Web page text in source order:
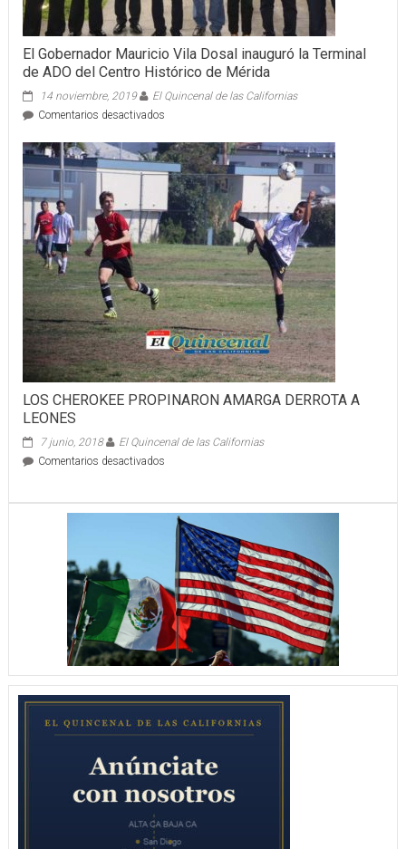
El Gobernador Mauricio Vila Dosal inauguró la Terminal
de ADO del Centro Histórico de Mérida
14 noviembre, 2019
El Quincenal de las Californias
Comentarios desactivadosen
Gobernador
Mauricio
Vila
Dosal
inauguró
la
Terminal
de
ADO
del
Centro
Histórico
de
Mérida
LOS CHEROKEE PROPINARON AMARGA DERROTA A
LEONES
7 junio, 2018
El Quincenal de las Californias
Comentarios desactivadosen
AMARGA
DERROTA
LEONES